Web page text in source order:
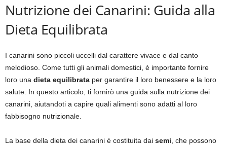
Nutrizione dei Canarini: Guida alla
Dieta Equilibrata
I canarini sono piccoli uccelli dal carattere vivace e dal canto
melodioso. Come tutti gli animali domestici, è importante fornire
loro una dieta equilibrata per garantire il loro benessere e la loro
salute. In questo articolo, ti fornirò una guida sulla nutrizione dei
canarini, aiutandoti a capire quali alimenti sono adatti al loro
fabbisogno nutrizionale.
La base della dieta dei canarini è costituita dai semi , che possono